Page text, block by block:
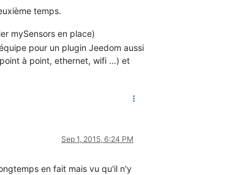
temps.
mySensors en place)
pour un plugin Jeedom aussi
à point, ethernet, wifi ...) et
Sep 1, 2015, 6:24 PM
en fait mais vu qu'il n'y